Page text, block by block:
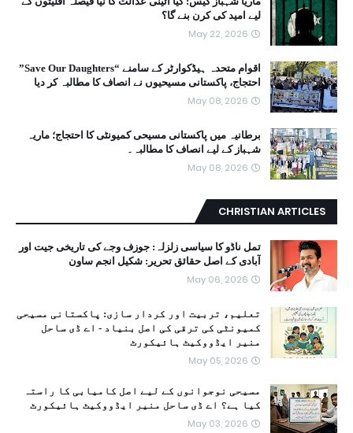
لیے امید کی کرن بنے گا؟
May 22, 2026
اقوام متحدہ ہیڈکوارٹر کے سامنے “Save Our Daughters”
احتجاج، پاکستانی مسیحیوں نے انصاف کا مطالبہ کر دیا
May 08, 2026
برطانیہ میں پاکستانی مسیحی کمیونٹی کا احتجاج؛ ماریہ
شہباز کے لیے انصاف کا مطالبہ۔
May 08, 2026
CHRISTIAN ARTICLES
تمل ناڈو کا سیاسی زلزلہ: جوزف وجے کی تاریخی جیت اور
آبادی کے اصل حقائق تحریر: شکیل انجم ساون
May 06, 2026
تعلیم، تربیت اور کردار سازی: پاکستانی مسیحی
کمیونٹی کی ترقی کی اصل بنیاد - اے ڈی ساحل
منیر ایڈووکیٹ ہائیکورٹ
May 05, 2026
مسیحی نوجوانوں کے لیے اصل کامیابی کا راستہ
کیا ہے؟ اے ڈی ساحل منیر ایڈووکیٹ ہائیکورٹ
May 03, 2026